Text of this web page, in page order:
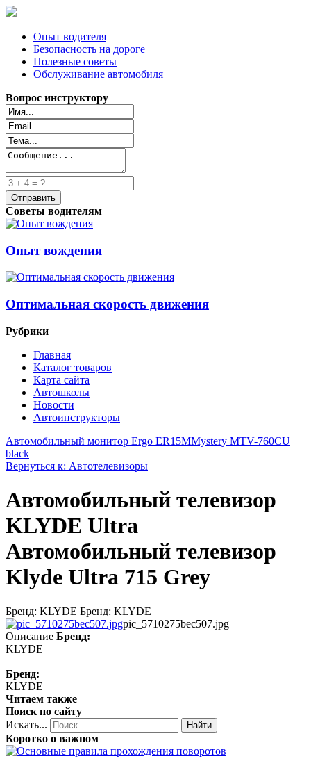
Опыт водителя
Безопасность на дороге
Полезные советы
Обслуживание автомобиля
Вопрос инструктору
Советы водителям
Опыт вождения
Оптимальная скорость движения
Рубрики
Главная
Каталог товаров
Карта сайта
Автошколы
Новости
Автоинструкторы
Автомобильный монитор Ergo ER15MMystery MTV-760CU
black
Вернуться к: Автотелевизоры
Автомобильный телевизор
KLYDE Ultra
Автомобильный телевизор
Klyde Ultra 715 Grey
Бренд: KLYDE Бренд: KLYDE
pic_5710275bec507.jpg
Описание Бренд:
KLYDE
Бренд:
KLYDE
Читаем также
Поиск по сайту
Искать...
Найти
Коротко о важном